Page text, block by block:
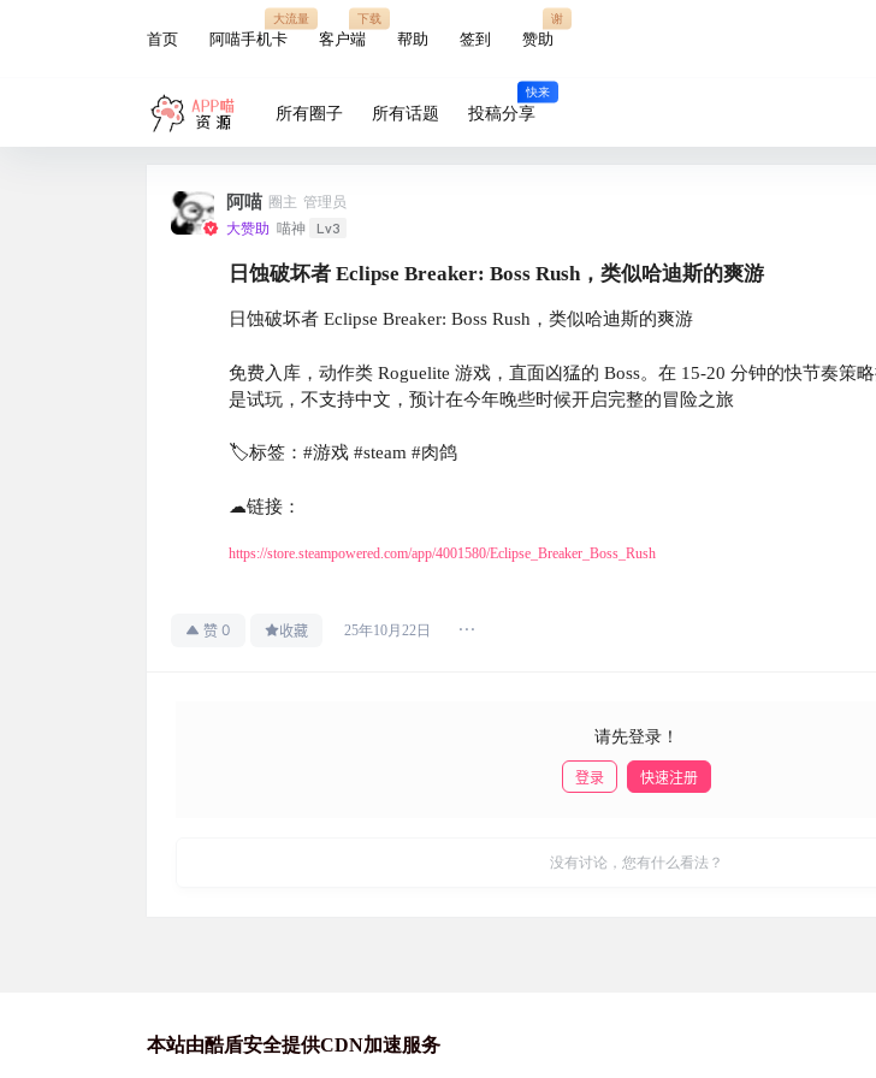
首页 阿喵手机卡
大流量
客户端
下载
帮助 签到 赞助
谢
所有圈子 所有话题 投稿分享
快来
阿喵 圈主 管理员
大赞助 喵神 Lv3
日蚀破坏者 Eclipse Breaker: Boss Rush，类似哈迪斯的爽游
日蚀破坏者 Eclipse Breaker: Boss Rush，类似哈迪斯的爽游
免费入库，动作类 Roguelite 游戏，直面凶猛的 Boss。在 15-20 分钟的快节奏策
是试玩，不支持中文，预计在今年晚些时候开启完整的冒险之旅
🏷标签：#游戏 #steam #肉鸽
☁链接：
https://store.steampowered.com/app/4001580/Eclipse_Breaker_Boss_Rush
赞 0 收藏 25年10月22日
请先登录！
登录 快速注册
没有讨论，您有什么看法？
本站由酷盾安全提供CDN加速服务